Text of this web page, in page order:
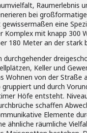
Raumerlebnis
bei
gewissermaßen eine
Komplex mit knapp 300
180 Meter an der stark
durchgehender
Keller und
Wohnen von der Straße
gruppiert und durch
Höfe entsteht.
schaffen
Elemente
ähnliche räumliche